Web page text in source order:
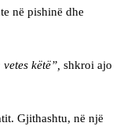
në pishinë dhe
këtë”, shkroi ajo
Gjithashtu, në një